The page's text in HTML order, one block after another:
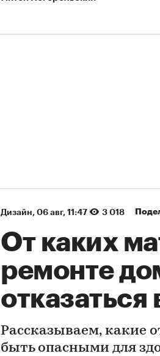
Дизайн⁠, 06 авг, 11:47 3 018
От каких
ремонте
отказаться
Рассказываем, какие
быть опасными для